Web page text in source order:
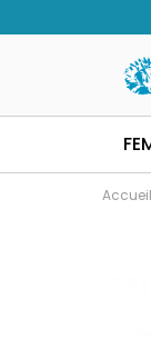
Accueil